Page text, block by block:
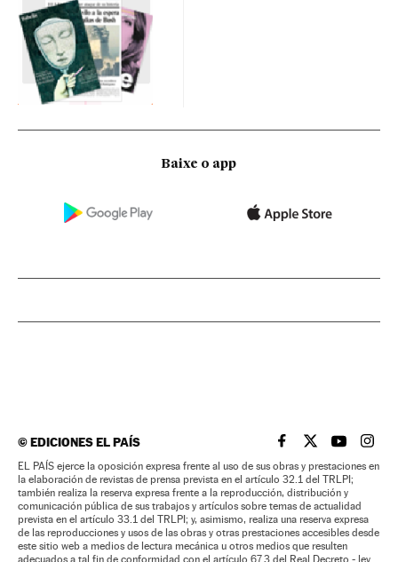
Baixe o app
©EDICIONES EL PAÍS EL PAÍS BRASIL EN
EL PAÍSEL PAÍS
EL
EL PAÍS ejerce la oposición expresa frente al uso de sus obras y prestaciones en
la elaboración de revistas de prensa prevista en el artículo 32.1 del TRLPI;
también realiza la reserva expresa frente a la reproducción, distribución y
comunicación pública de sus trabajos y artículos sobre temas de actualidad
prevista en el artículo 33.1 del TRLPI; y, asimismo, realiza una reserva expresa
de las reproducciones y usos de las obras y otras prestaciones accesibles desde
este sitio web a medios de lectura mecánica u otros medios que resulten